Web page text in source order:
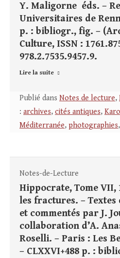
Y. Maligorne éds. –
Universitaires de
p. : bibliogr., fig. –
Culture, ISSN :
978.2.7535.9457.9.
Lire la suite
Publié dans Notes de lecture,
: archives, cités antiques,
Méditerranée, photographies,
Notes-de-Lecture
Hippocrate, Tome
les fractures. –
et commentés par J.
collaboration d’A.
Roselli. – Paris : Les
– CLXXVI+488 p. :